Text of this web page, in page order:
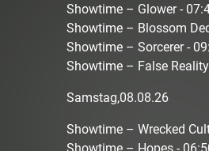
Showtime – Glower -
Showtime – Blossom
Showtime – Sorcerer -
Showtime – False
Samstag,08.08.26
Showtime – Wrecked
Showtime – Hopes -